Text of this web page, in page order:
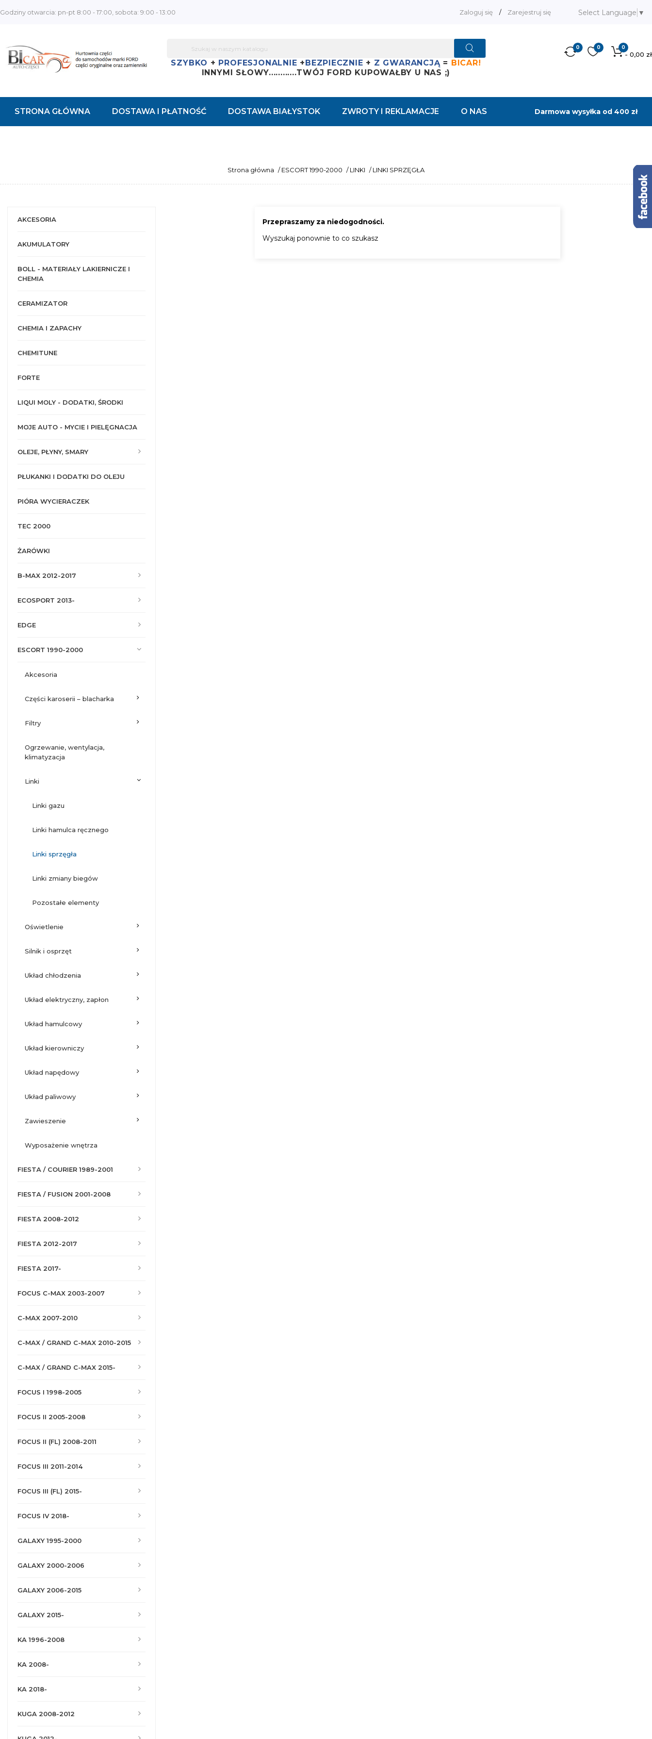
Godziny otwarcia: pn-pt 8:00 - 17:00, sobota: 9:00 - 13:00 Zaloguj się / Zarejestruj się Select Language ▼
SZYBKO + PROFESJONALNIE +BEZPIECZNIE + Z GWARANCJĄ= BICAR!
INNYMI SŁOWY............TWÓJ FORD KUPOWAŁBY U NAS ;)
0
- 0,00 zł
0
0
STRONA GŁÓWNA DOSTAWA I PŁATNOŚĆ DOSTAWA BIAŁYSTOK ZWROTY I REKLAMACJE O NAS Darmowa wysyłka od 400 zł
Strona główna / ESCORT 1990-2000 / LINKI / LINKI SPRZĘGŁA
AKCESORIA
AKUMULATORY
BOLL - MATERIAŁY LAKIERNICZE I
CHEMIA
CERAMIZATOR
CHEMIA I ZAPACHY
CHEMITUNE
FORTE
LIQUI MOLY - DODATKI, ŚRODKI
MOJE AUTO - MYCIE I PIELĘGNACJA
OLEJE, PŁYNY, SMARY
PŁUKANKI I DODATKI DO OLEJU
PIÓRA WYCIERACZEK
TEC 2000
ŻARÓWKI
B-MAX 2012-2017
ECOSPORT 2013-
EDGE
ESCORT 1990-2000
akcesoria
części karoserii – blacharka
filtry
ogrzewanie, wentylacja,
klimatyzacja
linki
linki gazu
linki hamulca ręcznego
linki sprzęgła
linki zmiany biegów
pozostałe elementy
oświetlenie
silnik i osprzęt
układ chłodzenia
układ elektryczny, zapłon
układ hamulcowy
układ kierowniczy
układ napędowy
układ paliwowy
zawieszenie
wyposażenie wnętrza
FIESTA / COURIER 1989-2001
FIESTA / FUSION 2001-2008
FIESTA 2008-2012
FIESTA 2012-2017
FIESTA 2017-
FOCUS C-MAX 2003-2007
C-MAX 2007-2010
C-MAX / GRAND C-MAX 2010-2015
C-MAX / GRAND C-MAX 2015-
FOCUS I 1998-2005
FOCUS II 2005-2008
FOCUS II (FL) 2008-2011
FOCUS III 2011-2014
FOCUS III (FL) 2015-
FOCUS IV 2018-
GALAXY 1995-2000
GALAXY 2000-2006
GALAXY 2006-2015
GALAXY 2015-
KA 1996-2008
KA 2008-
KA 2018-
KUGA 2008-2012
Przepraszamy za niedogodności.
Wyszukaj ponownie to co szukasz